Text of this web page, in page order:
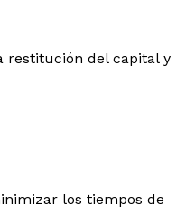
restitución del capital y
los tiempos de